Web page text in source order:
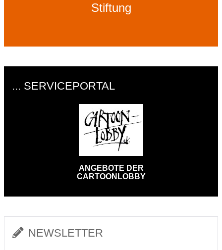
Stiftung
... SERVICEPORTAL
ANGEBOTE DER
CARTOONLOBBY
NEWSLETTER